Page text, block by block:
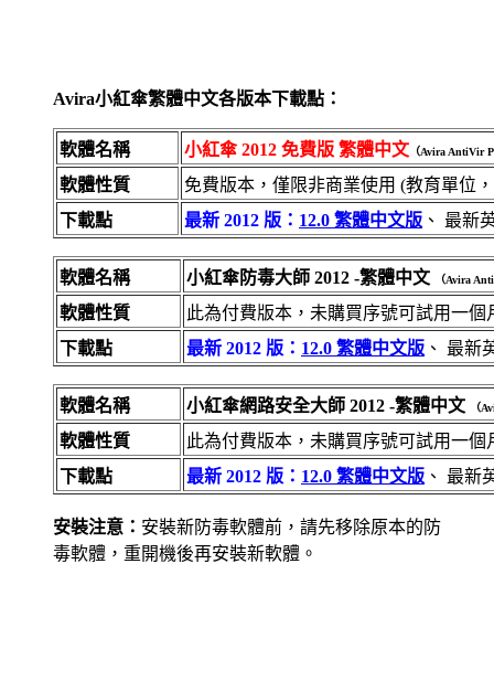
Avira小紅傘繁體中文各版本下載點：
軟體名稱 小紅傘 2012 免費版 繁體中文 （Avira AntiVir
軟體性質
免費版本，僅限非商業使用 (教育單位
下載點
最新 2012 版： 12.0 繁體中文版 、 最新
軟體名稱 小紅傘防毒大師 2012 -繁體中文 （Avira
軟體性質
此為付費版本，未購買序號可試用一個
下載點
最新 2012 版： 12.0 繁體中文版 、 最新
軟體名稱 小紅傘網路安全大師 2012 -繁體中文 （
軟體性質
此為付費版本，未購買序號可試用一個
下載點
最新 2012 版： 12.0 繁體中文版 、 最新
安裝注意： 安裝新防毒軟體前，請先移除原本的防
毒軟體，重開機後再安裝新軟體。